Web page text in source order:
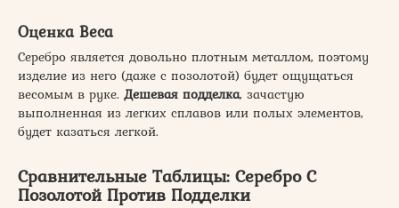
Оценка Веса
Серебро является довольно плотным металлом, поэтому
изделие из него (даже с позолотой) будет ощущаться
весомым в руке. Дешевая подделка, зачастую
выполненная из легких сплавов или полых элементов,
будет казаться легкой.
Сравнительные Таблицы: Серебро С
Позолотой Против Подделки